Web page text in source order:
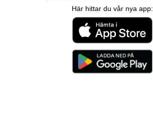
Här hittar du vår nya app: